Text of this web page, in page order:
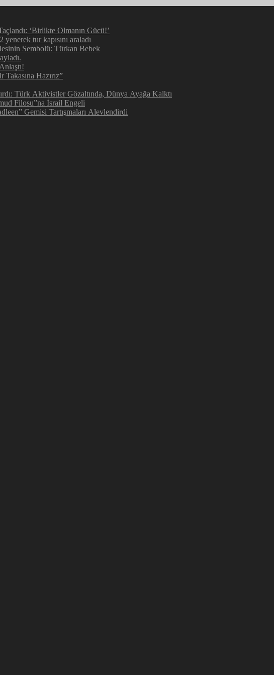
‘Birlikte Olmanın Gücü!’
tur kapısını araladı
Sembolü: Türkan Bebek
Takasına Hazırız”
Türk Aktivistler Gözaltında, Dünya Ayağa Kalktı
Filosu”na İsrail Engeli
Gemisi Tartışmaları Alevlendirdi